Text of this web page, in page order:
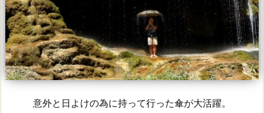
意外と日よけの為に持って行った傘が大活躍。